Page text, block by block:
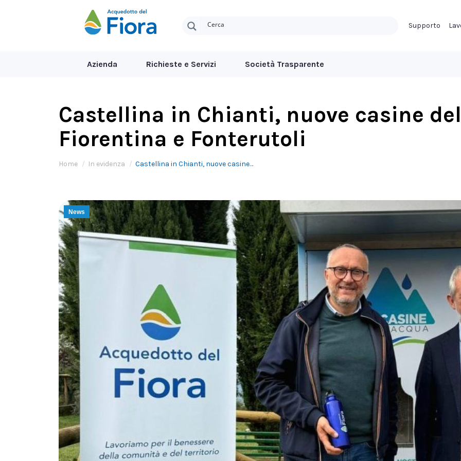
Supporto
Azienda Richieste e Servizi Società Trasparente
Castellina in Chianti, nuove casine
Fiorentina e Fonterutoli
Tu sei qui:
Home In evidenza Castellina in Chianti, nuove casine…
News